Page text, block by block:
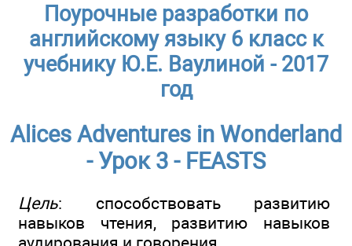
Поурочные разработки по
английскому языку 6 класс к
учебнику Ю.Е. Ваулиной - 2017
год
Alices Adventures in Wonderland
- Урок 3 - FEASTS
Цель: способствовать развитию
навыков чтения, развитию навыков